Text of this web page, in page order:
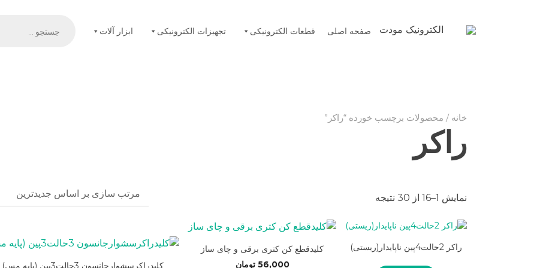
الکترونیک مودت صفحه اصلی قطعات الکترونیکی تجهیزات الکترونیکی ابزار آلات
خانه / محصولات برچسب خورده “راکر”
راکر
نمایش 1–16 از 30 نتیجه
latest
راکر 2حالت4پین ناپایدار(ریستی)
کلیدقطع کن کتری برقی و چای ساز
56,000 تومان
کلیدراکرسشوارجانسون 3حالت3پین (پایه مس)